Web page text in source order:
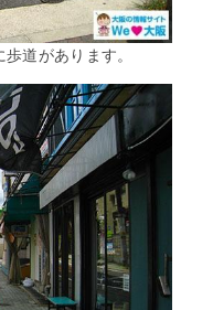
道があります。